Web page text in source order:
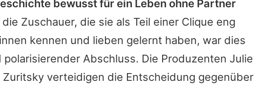
Team
Redaktionelle Richtlinien
Impressum
Datenschutzerklärung
bewusst für ein Leben ohne Partner
die Zuschauer, die sie als Teil einer Clique eng
kennen und lieben gelernt haben, war dies
Abschluss. Die Produzenten Julie
Zuritsky verteidigen die Entscheidung gegenüber